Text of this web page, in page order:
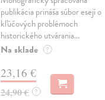
publikácia prináša súbor esejí o
kľúčových problémoch
historického utvárania...
Na sklade ?
23,16 €
24,90 € ?